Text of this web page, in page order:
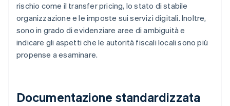
rischio come il transfer pricing, lo stato di stabile
organizzazione e le imposte sui servizi digitali. Inoltre,
sono in grado di evidenziare aree di ambiguità e
indicare gli aspetti che le autorità fiscali locali sono più
propense a esaminare.
Documentazione standardizzata